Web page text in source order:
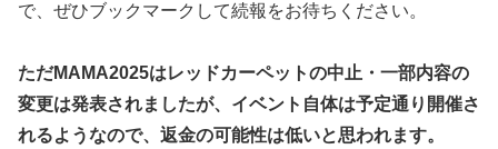
で、ぜひブックマークして続報をお待ちください。
ただMAMA2025はレッドカーペットの中止・一部内容の
変更は発表されましたが、イベント自体は予定通り開催さ
れるようなので、返金の可能性は低いと思われます。